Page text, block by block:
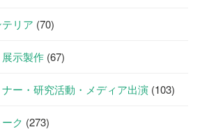
リア (70)
示製作 (67)
ー・研究活動・メディア出演 (103)
ク (273)